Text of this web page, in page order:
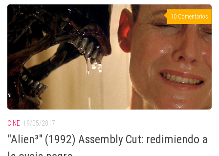
10 Comentarios
CINE 19/05/2017
"Alien³" (1992) Assembly Cut: redimiendo a